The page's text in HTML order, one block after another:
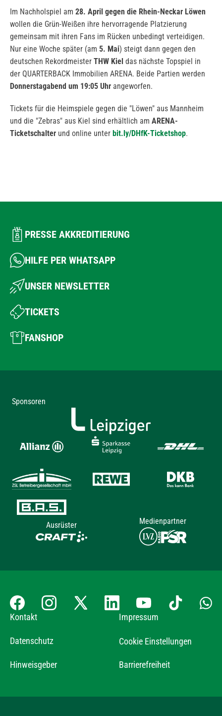
Im Nachholspiel am 28. April gegen die Rhein-Neckar Löwen
wollen die Grün-Weißen ihre hervorragende Platzierung
gemeinsam mit ihren Fans im Rücken unbedingt verteidigen.
Nur eine Woche später (am 5. Mai) steigt dann gegen den
deutschen Rekordmeister THW Kiel das nächste Topspiel in
der QUARTERBACK Immobilien ARENA. Beide Partien werden
Donnerstagabend um 19:05 Uhr angeworfen.
Tickets für die Heimspiele gegen die "Löwen" aus Mannheim
und die "Zebras" aus Kiel sind erhältlich am ARENA-
Ticketschalter und online unter bit.ly/DHfK-Ticketshop.
PRESSE AKKREDITIERUNG
HILFE PER WHATSAPP
UNSER NEWSLETTER
TICKETS
FANSHOP
Sponsoren
Ausrüster Medienpartner
Kontakt Impressum
Datenschutz Cookie Einstellungen
Hinweisgeber Barrierefreiheit